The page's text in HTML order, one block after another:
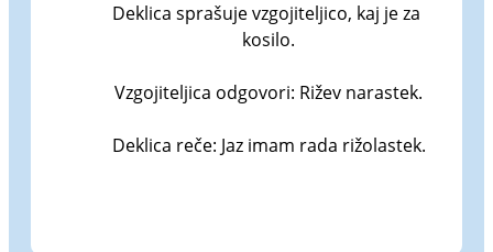
Deklica sprašuje vzgojiteljico, kaj je za
kosilo.
Vzgojiteljica odgovori: Rižev narastek.
Deklica reče: Jaz imam rada rižolastek.